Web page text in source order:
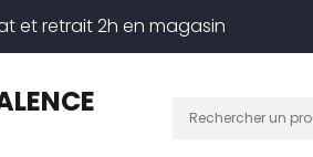
et retrait 2h en magasin